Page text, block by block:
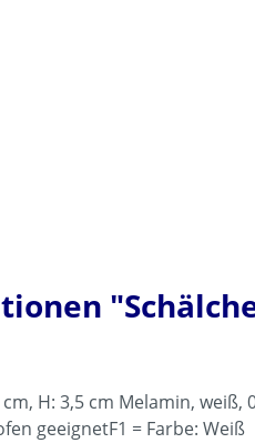
cm, H: 3,5 cm Melamin,
geeignetF1 = Farbe: Weiß